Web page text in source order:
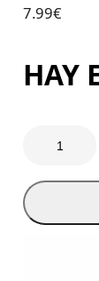
7.99€
HAY